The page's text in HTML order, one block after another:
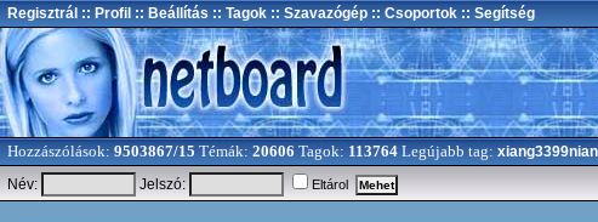
Regisztrál :: Profil :: Beállítás :: Tagok :: Szavazógép :: Csoportok :: Segítség
Hozzászólások: 9503867/15 Témák: 20606 Tagok: 113764 Legújabb tag:
Név: Jelszó: Eltárol